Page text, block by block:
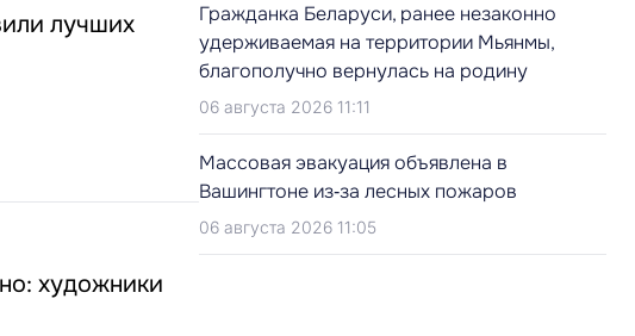
лучших
художники
Гражданка Беларуси, ранее незаконно
удерживаемая на территории Мьянмы,
благополучно вернулась на родину
06 августа 2026 11:11
Массовая эвакуация объявлена в
Вашингтоне из‑за лесных пожаров
06 августа 2026 11:05